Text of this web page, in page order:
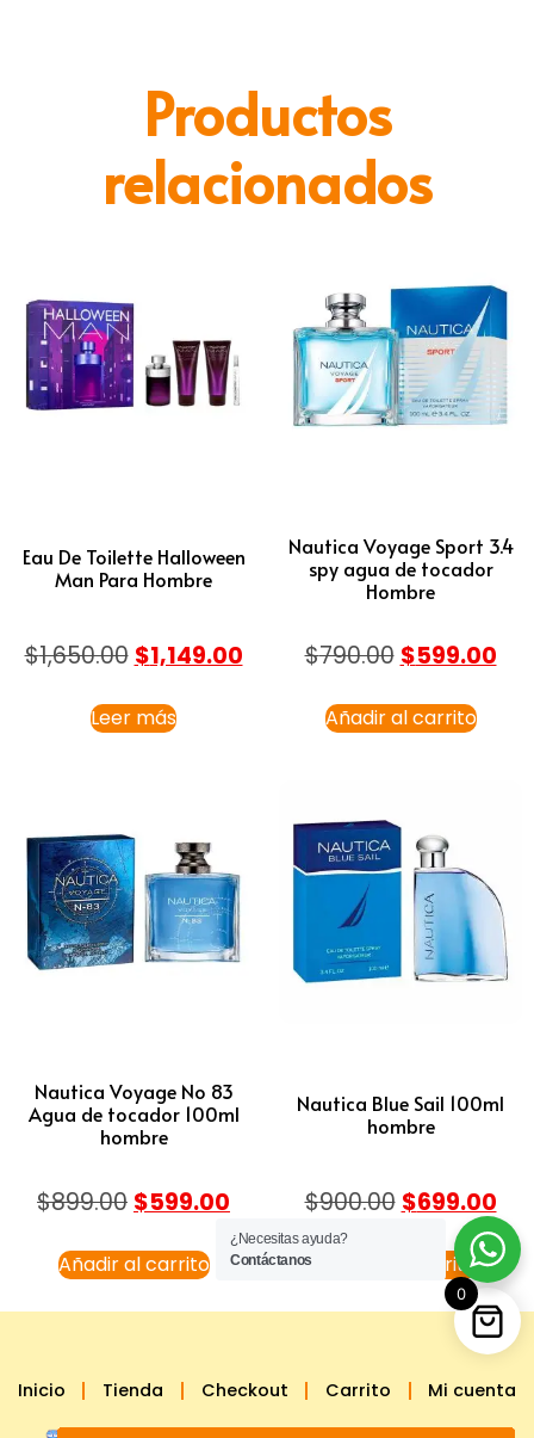
Productos
relacionados
Eau De Toilette Halloween
Man Para Hombre
$1,650.00 $1,149.00
Leer más
Nautica Voyage Sport 3.4
spy agua de tocador
Hombre
$790.00 $599.00
Añadir al carrito
Nautica Voyage No 83
Agua de tocador 100ml
hombre
$899.00 $599.00
Añadir al carrito
Nautica Blue Sail 100ml
hombre
$900.00 $699.00
Añadir al carrito
Inicio Tienda Checkout Carrito Mi cuenta
¿Necesitas ayuda?
Contáctanos
0